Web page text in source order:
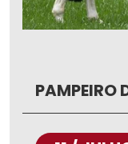
PAMPEIRO